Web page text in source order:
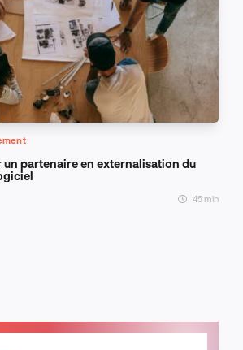
un partenaire en externalisation du
45 min